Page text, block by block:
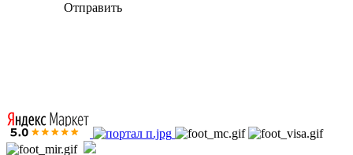
Отправить